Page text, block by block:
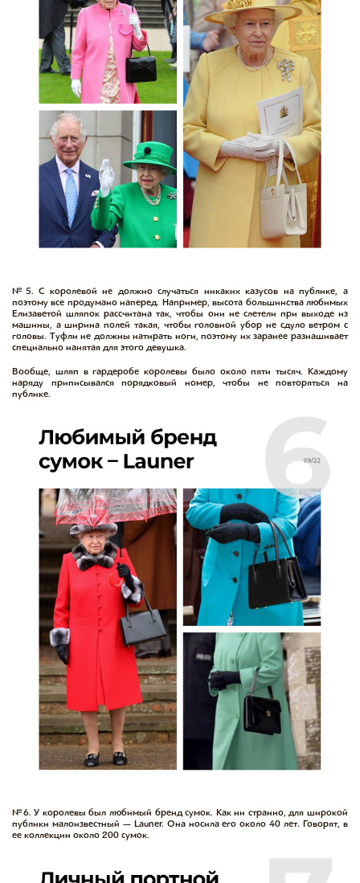
№5. С королевой не должно случаться никаких казусов на публике, а
поэтому все продумано наперед. Например, высота большинства любимых
Елизаветой шляпок рассчитана так, чтобы они не слетели при выходе из
машины, а ширина полей такая, чтобы головной убор не сдуло ветром с
головы. Туфли не должны натирать ноги, поэтому их заранее разнашивает
специально нанятая для этого девушка.
Вообще, шляп в гардеробе королевы было около пяти тысяч. Каждому
наряду приписывался порядковый номер, чтобы не повторяться на
публике.
№6. У королевы был любимый бренд сумок. Как ни странно, для широкой
публики малоизвестный — Launer. Она носила его около 40 лет. Говорят, в
ее коллекции около 200 сумок.